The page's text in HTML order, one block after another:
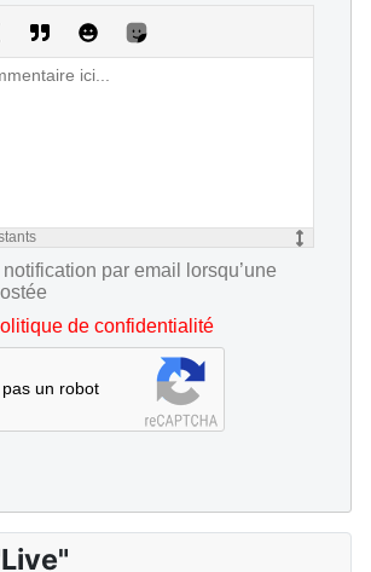
par email lorsqu’une
de confidentialité
un robot